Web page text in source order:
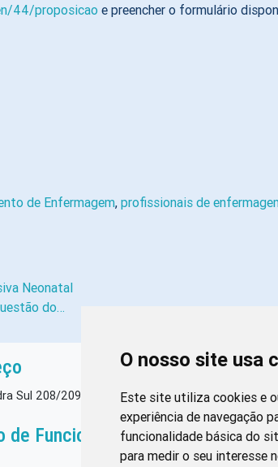
O nosso site usa
Este site utiliza cookies e
experiência de navegação
funcionalidade básica do
para medir o seu interesse
44/proposicao e preencher o formulário
de Enfermagem, profissionais de
Neonatal
do…
Sul 208/209, Asa Sul, CEP: 70390-100
de Funcionamento